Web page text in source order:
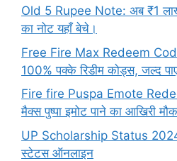
Old 5 Rupee Note: अब ₹1
का नोट यहाँ बेचे।
Free Fire Max Redeem
100% पक्के रिडीम कोड्स, जल्द
Fire fire Puspa Emote
मैक्स पुष्पा इमोट पाने का आखिरी
UP Scholarship Status
स्टेटस ऑनलाइन